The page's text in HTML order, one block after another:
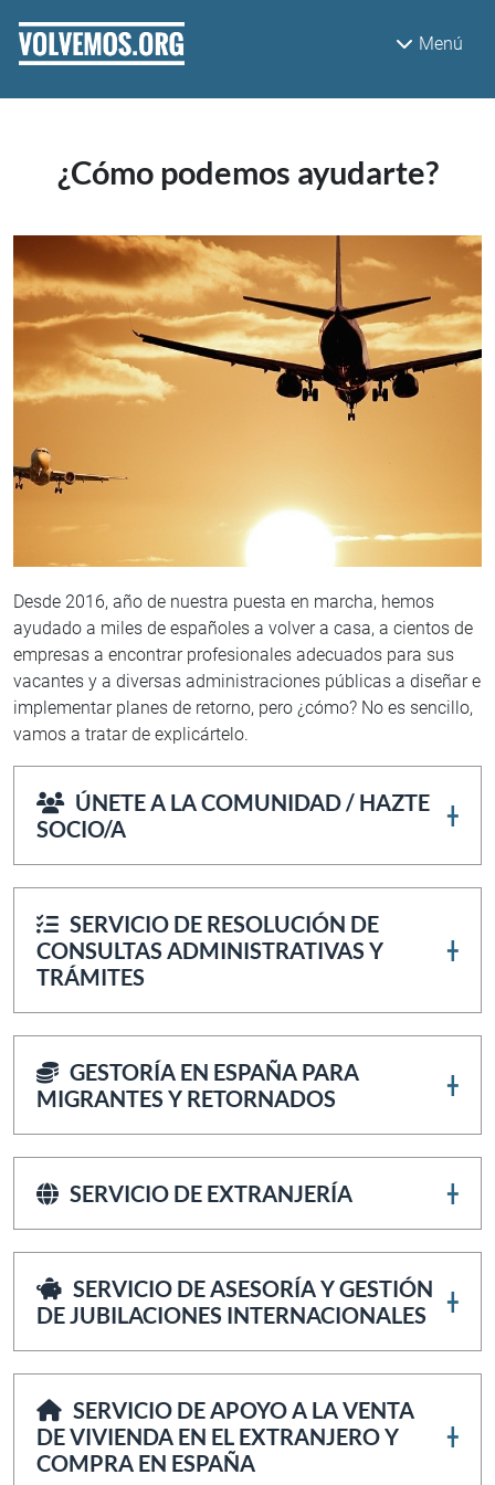
Menú
¿Cómo podemos ayudarte?
Desde 2016, año de nuestra puesta en marcha, hemos
ayudado a miles de españoles a volver a casa, a cientos de
empresas a encontrar profesionales adecuados para sus
vacantes y a diversas administraciones públicas a diseñar e
implementar planes de retorno, pero ¿cómo? No es sencillo,
vamos a tratar de explicártelo.
ÚNETE A LA COMUNIDAD / HAZTE
SOCIO/A
una comunidad de
emigrantes que comparte contigo anhelos,
regístrate en
volvemos.org
SERVICIO DE RESOLUCIÓN DE
CONSULTAS ADMINISTRATIVAS Y
TRÁMITES
Volver a España trabajando para una
teletrabajo.
Cotizaciones en el extranjero.
Prestaciones por desempleo.
Homologación de títulos.
Traslado de bienes o ahorros a
España.
Inversiones en el extranjero
Situación de la pareja en cuanto a
permiso de residencia y trabajo.
GESTORÍA EN ESPAÑA PARA
MIGRANTES Y RETORNADOS
SERVICIO DE EXTRANJERÍA
SERVICIO DE ASESORÍA Y GESTIÓN
DE JUBILACIONES INTERNACIONALES
SERVICIO DE APOYO A LA VENTA
DE VIVIENDA EN EL EXTRANJERO Y
COMPRA EN ESPAÑA